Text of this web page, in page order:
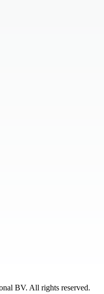
BV. All rights reserved.